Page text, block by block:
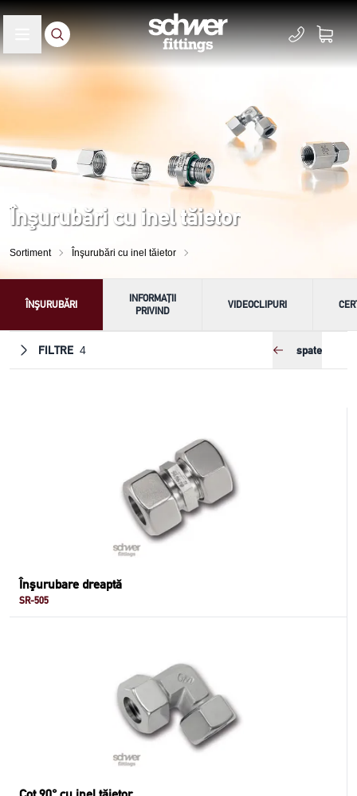
Înşurubări cu inel tăietor
Sortiment Înşurubări cu inel tăietor
ÎNŞURUBĂRI
INFORMAȚII
PRIVIND
VIDEOCLIPURI
FILTRE 4 spate
Înşurubare dreaptă
SR-505